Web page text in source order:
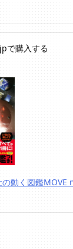
で購入する
の動く図鑑MOVE